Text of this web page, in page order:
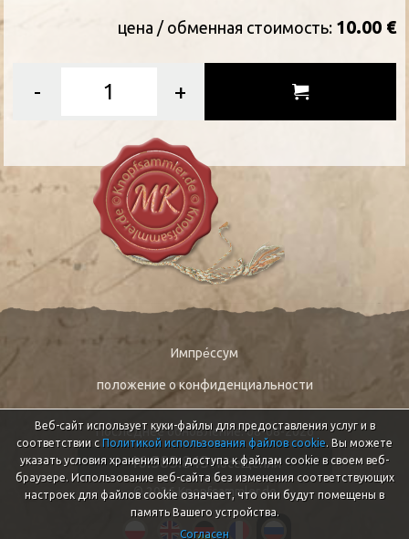
цена / oбменная стоимость: 10.00 €
- +
Импре́ссум
положение о конфиденциальности
Последнее обновление: 08-08-2026
46.583.843Посещений
© 2026 Knopfsammler.de
Веб-сайт использует куки-файлы для предоставления услуг и в
соответствии с Политикой использования файлов cookie. Вы можете
указать условия хранения или доступа к файлам cookie в своем веб-
браузере. Использование веб-сайта без изменения соответствующих
настроек для файлов cookie означает, что они будут помещены в
память Вашего устройства.
Согласен